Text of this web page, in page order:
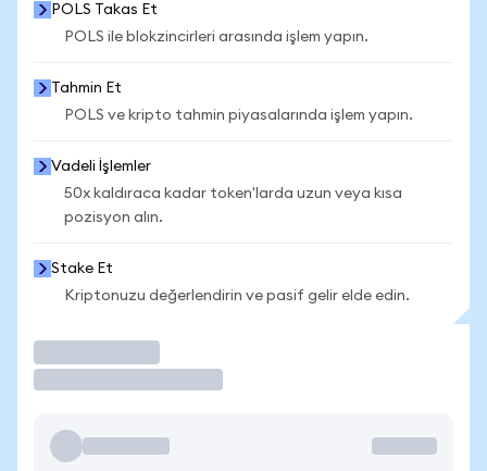
POLS Takas Et
POLS ile blokzincirleri arasında işlem yapın.
Tahmin Et
POLS ve kripto tahmin piyasalarında işlem yapın.
Vadeli İşlemler
50x kaldıraca kadar token'larda uzun veya kısa
pozisyon alın.
Stake Et
Kriptonuzu değerlendirin ve pasif gelir elde edin.